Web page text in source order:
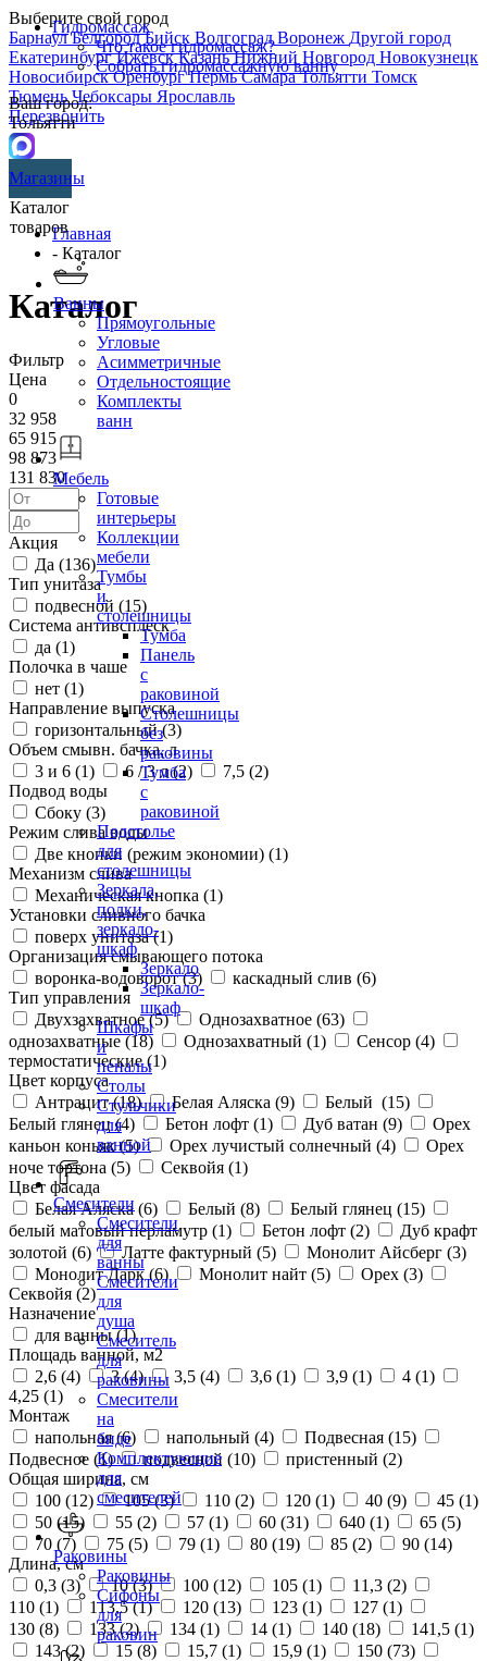
Выберите свой город
БарнаулБелгородБийск ВолгоградВоронеж Другой город
ЕкатеринбургИжевскКазаньНижний Новгород Новокузнецк
НовосибирскОренбургПермьСамараТольятти Томск
ТюменьЧебоксары Ярославль
Перезвонить
Гидромассаж
Что такое гидромассаж?
Собрать гидромассажную ванну
Ваш город:
Тольятти
Магазины
Каталог
товаров
Ванны
Прямоугольные
Угловые
Асимметричные
Отдельностоящие
Комплекты
ванн
Мебель
Готовые
интерьеры
Коллекции
мебели
Тумбы
и
столешницы
Тумба
Панель
с
раковиной
Столешницы
без
раковины
Тумба
с
раковиной
Подстолье
для
столешницы
Зеркала,
полки,
зеркало-
шкаф
Зеркало
Зеркало-
шкаф
Шкафы
и
пеналы
Столы
Стульчики
для
ванной
Смесители
Смесители
для
ванны
Смесители
для
душа
Смеситель
для
раковины
Смесители
на
биде
Комплектующие
для
смесителей
Раковины
Раковины
Сифоны
для
раковин
Главная
- Каталог
Каталог
Фильтр
Цена
0
32 958
65 915
98 873
131 830
Акция
Да (136)
Тип унитаза
подвесной (15)
Система антивсплеск
да (1)
Полочка в чаше
нет (1)
Направление выпуска
горизонтальный (3)
Объем смывн. бачка, л
3 и 6 (1) 6 / 3 л (2) 7,5 (2)
Подвод воды
Сбоку (3)
Режим слива воды
Две кнопки (режим экономии) (1)
Механизм слива
Механическая кнопка (1)
Установки сливного бачка
поверх унитаза (1)
Организация смывающего потока
воронка-водоворот (3) каскадный слив (6)
Тип управления
Двухзахватное (5) Однозахватное (63)
однозахватные (18) Однозахватный (1) Сенсор (4)
термостатические (1)
Цвет корпуса
Антрацит (18) Белая Аляска (9) Белый (15)
Белый глянец (4) Бетон лофт (1) Дуб ватан (9)
Орех
каньон коньяк (5) Орех лучистый солнечный (4)
Орех
ноче тортона (5) Секвойя (1)
Цвет фасада
Белая Аляска (6) Белый (8) Белый глянец (15)
белый матовый перламутр (1) Бетон лофт (2)
Дуб крафт
золотой (6) Латте фактурный (5) Монолит Айсберг (3)
Монолит Дарк (6) Монолит найт (5) Орех (3)
Секвойя (2)
Назначение
для ванны (1)
Площадь ванной, м2
2,6 (4) 3 (4) 3,5 (4) 3,6 (1) 3,9 (1) 4 (1)
4,25 (1)
Монтаж
напольная (6) напольный (4) Подвесная (15)
Подвесное (1) подвесной (10) пристенный (2)
Общая ширина, см
100 (12) 105 (3) 110 (2) 120 (1) 40 (9) 45 (1)
50 (15) 55 (2) 57 (1) 60 (31) 640 (1) 65 (5)
70 (7) 75 (5) 79 (1) 80 (19) 85 (2) 90 (14)
Длина, см
0,3 (3) 10 (3) 100 (12) 105 (1) 11,3 (2)
110 (1) 113,5 (1) 120 (13) 123 (1) 127 (1)
130 (8) 133 (2) 134 (1) 14 (1) 140 (18) 141,5 (1)
143 (2) 15 (8) 15,7 (1) 15,9 (1) 150 (73)